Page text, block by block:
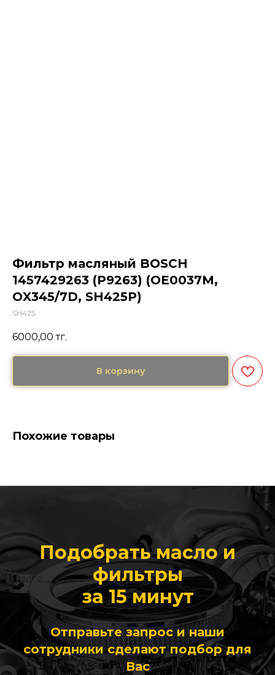
Фильтр масляный BOSCH
1457429263 (P9263) (OE0037M,
OX345/7D, SH425P)
SH425
6000,00 тг.
В корзину
Похожие товары
Подобрать масло и
фильтры
за 15 минут
Отправьте запрос и наши
сотрудники сделают подбор для
Вас